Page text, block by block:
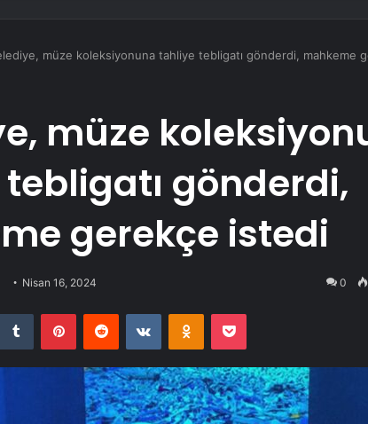
müze koleksiyonuna tahliye tebligatı gönderdi, mahkeme
müze
gönderdi,
gerekçe istedi
Nisan 16, 2024 0
Tumblr PinterestReddit VKontakteOdnoklassniki
Pocket